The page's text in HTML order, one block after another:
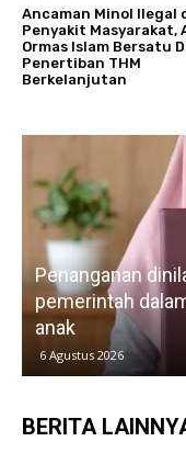
Ancaman Minol Ilegal
Penyakit Masyarakat,
Ormas Islam Bersatu
Penertiban THM
Berkelanjutan
Lebih
IWO
5 Agustus 2026
BERITA